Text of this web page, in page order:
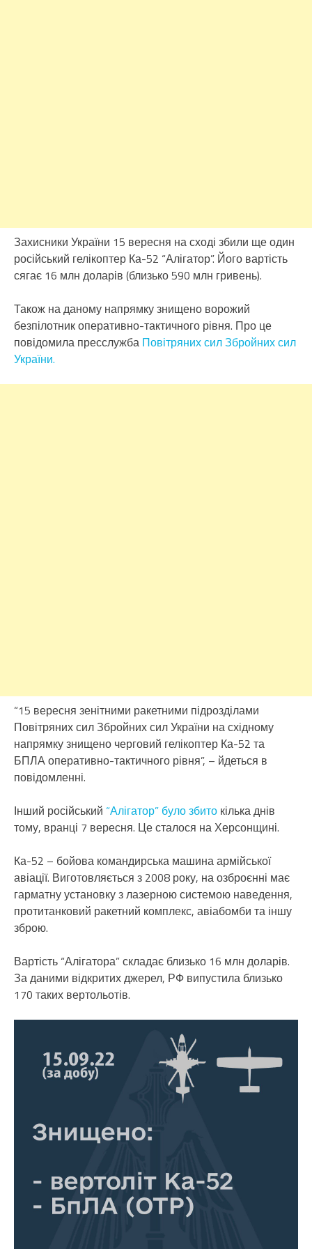
Захисники України 15 вересня на сході збили ще один
російський гелікоптер Ка-52 “Алігатор”. Його вартість
сягає 16 млн доларів (близько 590 млн гривень).
Також на даному напрямку знищено ворожий
безпілотник оперативно-тактичного рівня. Про це
повідомила пресслужба Повітряних сил Збройних сил
України.
“15 вересня зенітними ракетними підрозділами
Повітряних сил Збройних сил України на східному
напрямку знищено черговий гелікоптер Ка-52 та
БПЛА оперативно-тактичного рівня”, – йдеться в
повідомленні.
Інший російський “Алігатор” було збито кілька днів
тому, вранці 7 вересня. Це сталося на Херсонщині.
Ка-52 – бойова командирська машина армійської
авіації. Виготовляється з 2008 року, на озброєнні має
гарматну установку з лазерною системою наведення,
протитанковий ракетний комплекс, авіабомби та іншу
зброю.
Вартість “Алігатора” складає близько 16 млн доларів.
За даними відкритих джерел, РФ випустила близько
170 таких вертольотів.